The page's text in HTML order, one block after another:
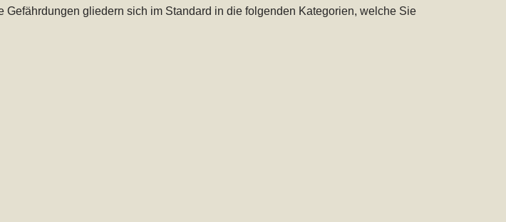
gliedern sich im Standard in die folgenden Kategorien, welche Sie